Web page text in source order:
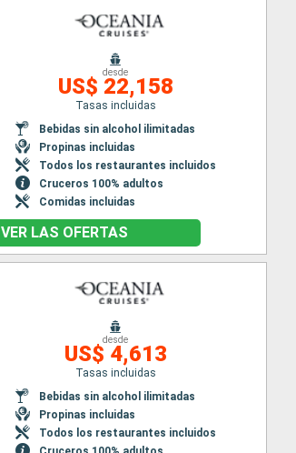
desde
US$ 22,158
Tasas incluidas
Bebidas sin alcohol ilimitadas
Propinas incluidas
Todos los restaurantes incluidos
Cruceros 100% adultos
Comidas incluidas
VER LAS OFERTAS
desde
US$ 4,613
Tasas incluidas
Bebidas sin alcohol ilimitadas
Propinas incluidas
Todos los restaurantes incluidos